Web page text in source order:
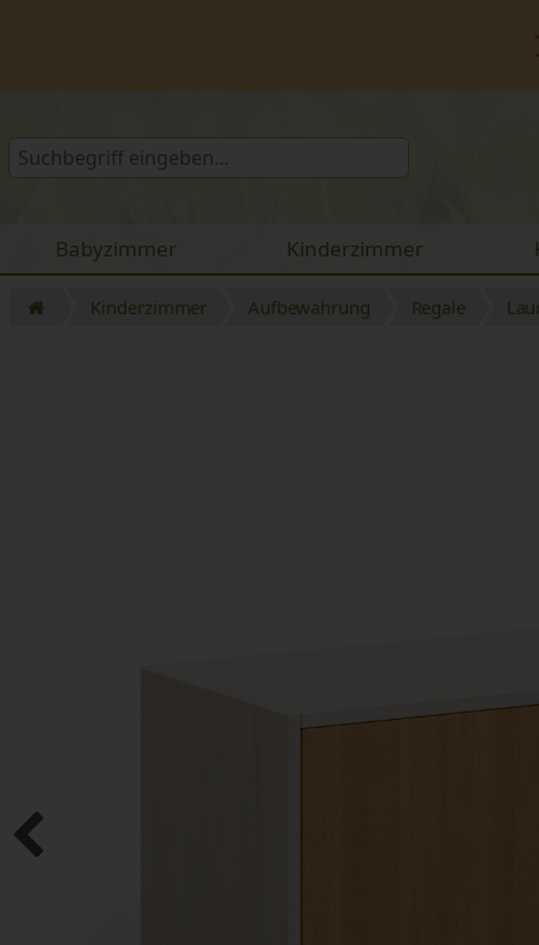
Babyzimmer Kinderzimmer
Kinderzimmer Aufbewahrung Regale